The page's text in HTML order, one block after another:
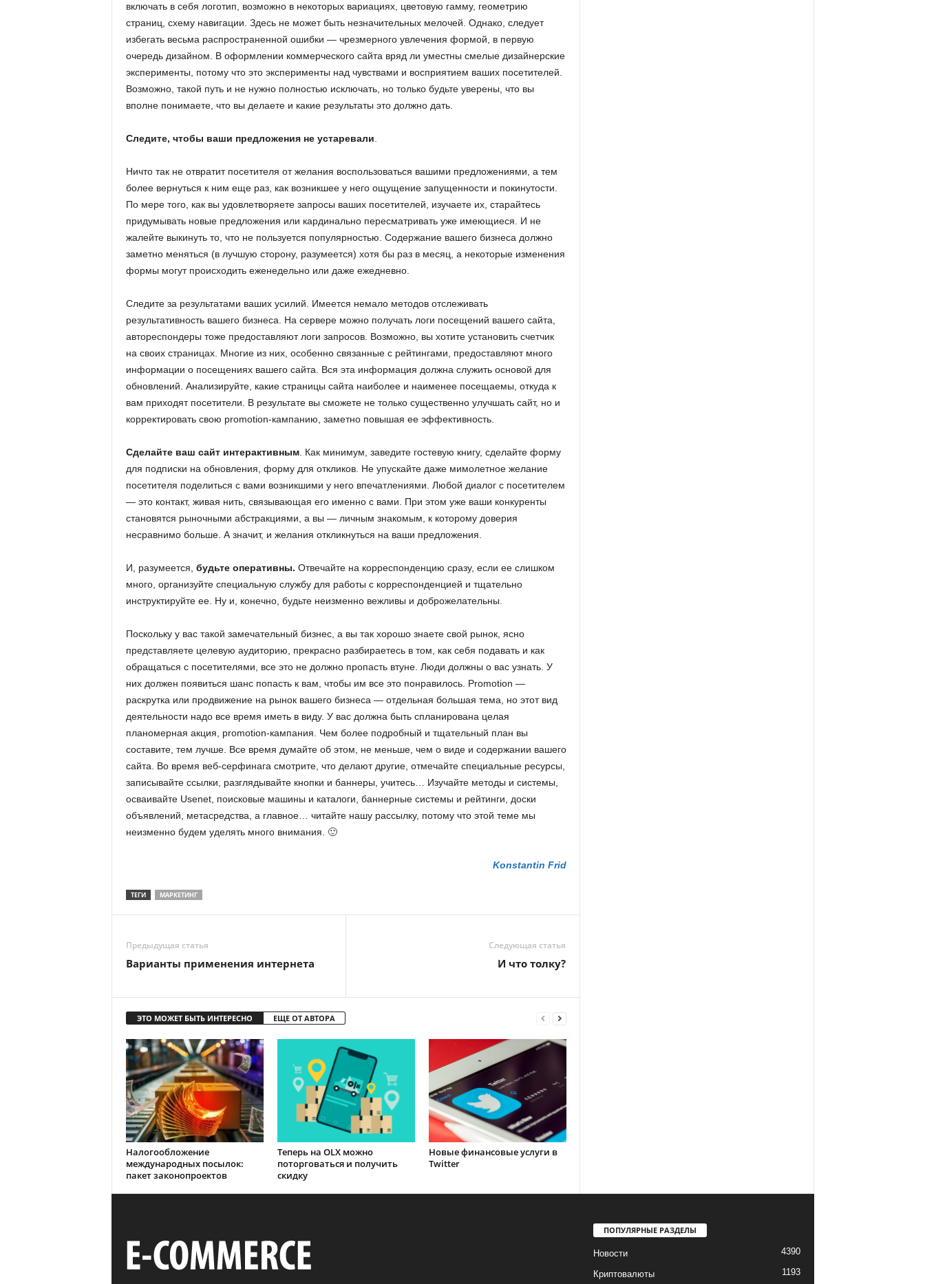
включать в себя логотип, возможно в некоторых вариациях, цветовую гамму, геометрию
страниц, схему навигации. Здесь не может быть незначительных мелочей. Однако, следует
избегать весьма распространенной ошибки — чрезмерного увлечения формой, в первую
очередь дизайном. В оформлении коммерческого сайта вряд ли уместны смелые дизайнерские
эксперименты, потому что это эксперименты над чувствами и восприятием ваших посетителей.
Возможно, такой путь и не нужно полностью исключать, но только будьте уверены, что вы
вполне понимаете, что вы делаете и какие результаты это должно дать.
Следите, чтобы ваши предложения не устаревали
Ничто так не отвратит посетителя от желания воспользоваться вашими предложениями, а тем
более вернуться к ним еще раз, как возникшее у него ощущение запущенности и покинутости.
По мере того, как вы удовлетворяете запросы ваших посетителей, изучаете их, старайтесь
придумывать новые предложения или кардинально пересматривать уже имеющиеся. И не
жалейте выкинуть то, что не пользуется популярностью. Содержание вашего бизнеса должно
заметно меняться (в лучшую сторону, разумеется) хотя бы раз в месяц, а некоторые изменения
формы могут происходить еженедельно или даже ежедневно.
Следите за результатами ваших усилий. Имеется немало методов отслеживать
результативность вашего бизнеса. На сервере можно получать логи посещений вашего сайта,
автореспондеры тоже предоставляют логи запросов. Возможно, вы хотите установить счетчик
на своих страницах. Многие из них, особенно связанные с рейтингами, предоставляют много
информации о посещениях вашего сайта. Вся эта информация должна служить основой для
обновлений. Анализируйте, какие страницы сайта наиболее и наименее посещаемы, откуда к
вам приходят посетители. В результате вы сможете не только существенно улучшать сайт, но и
корректировать свою promotion-кампанию, заметно повышая ее эффективность.
Сделайте ваш сайт интерактивным. Как минимум, заведите гостевую книгу, сделайте форму
для подписки на обновления, форму для откликов. Не упускайте даже мимолетное желание
посетителя поделиться с вами возникшими у него впечатлениями. Любой диалог с посетителем
— это контакт, живая нить, связывающая его именно с вами. При этом уже ваши конкуренты
становятся рыночными абстракциями, а вы — личным знакомым, к которому доверия
несравнимо больше. А значит, и желания откликнуться на ваши предложения.
И, разумеется, будьте оперативны. Отвечайте на корреспонденцию сразу, если ее слишком
много, организуйте специальную службу для работы с корреспонденцией и тщательно
инструктируйте ее. Ну и, конечно, будьте неизменно вежливы и доброжелательны.
Поскольку у вас такой замечательный бизнес, а вы так хорошо знаете свой рынок, ясно
представляете целевую аудиторию, прекрасно разбираетесь в том, как себя подавать и как
обращаться с посетителями, все это не должно пропасть втуне. Люди должны о вас узнать. У
них должен появиться шанс попасть к вам, чтобы им все это понравилось. Promotion —
раскрутка или продвижение на рынок вашего бизнеса — отдельная большая тема, но этот вид
деятельности надо все время иметь в виду. У вас должна быть спланирована целая
планомерная акция, promotion-кампания. Чем более подробный и тщательный план вы
составите, тем лучше. Все время думайте об этом, не меньше, чем о виде и содержании вашего
сайта. Во время веб-серфинага смотрите, что делают другие, отмечайте специальные ресурсы,
записывайте ссылки, разглядывайте кнопки и баннеры, учитесь… Изучайте методы и системы,
осваивайте Usenet, поисковые машины и каталоги, баннерные системы и рейтинги, доски
объявлений, метасредства, а главное… читайте нашу рассылку, потому что этой теме мы
неизменно будем уделять много внимания. 🙂
Konstantin Frid
ТЕГИ МАРКЕТИНГ
Предыдущая статья
Варианты применения интернета
Следующая статья
И что толку?
ЭТО МОЖЕТ БЫТЬ ИНТЕРЕСНО ЕЩЕ ОТ АВТОРА
Налогообложение
международных посылок:
пакет законопроектов
Теперь на OLX можно
поторговаться и получить
скидку
Новые финансовые услуги в
Twitter
ПОПУЛЯРНЫЕ РАЗДЕЛЫ
Новости 4390
Криптовалюты 1193